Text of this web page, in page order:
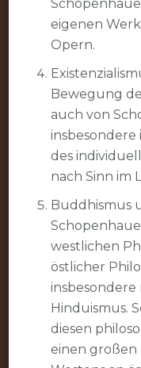
eigenen
Opern.
Bewegung
auch von
des
nach Sinn im
Buddhismus
westlichen
östlicher
Hinduismus.
diesen
einen großen